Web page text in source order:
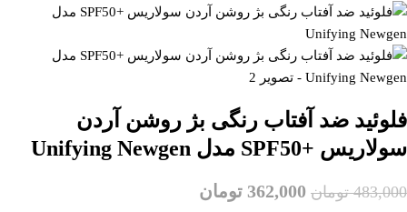
فلوئید ضد آفتاب رنگی بژ روشن آردن
سولاریس +SPF50 مدل Unifying Newgen
483,000 تومان 362,000 تومان